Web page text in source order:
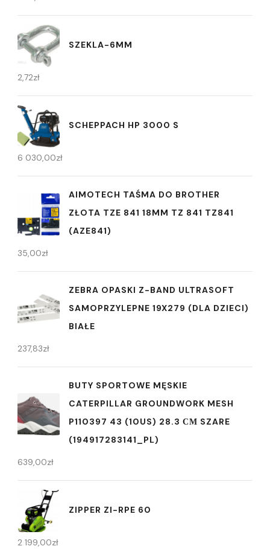
SZEKLA-6MM
2,72zł
SCHEPPACH HP 3000 S
6 030,00zł
AIMOTECH TAŚMA DO BROTHER
ZŁOTA TZE 841 18MM TZ 841 TZ841
(AZE841)
35,00zł
ZEBRA OPASKI Z-BAND ULTRASOFT
SAMOPRZYLEPNE 19X279 (DLA DZIECI)
BIAŁE
237,83zł
BUTY SPORTOWE MĘSKIE
CATERPILLAR GROUNDWORK MESH
P110397 43 (10US) 28.3 СМ SZARE
(194917283141_PL)
639,00zł
ZIPPER ZI-RPE 60
2 199,00zł